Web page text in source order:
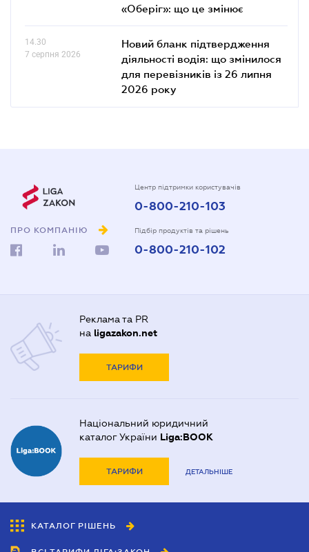
«Оберіг»: що це змінює
14.30
7 серпня 2026
Новий бланк підтвердження
діяльності водія: що змінилося
для перевізників із 26 липня
2026 року
ПРО КОМПАНІЮ
Центр підтримки користувачів
0-800-210-103
Підбір продуктів та рішень
0-800-210-102
Реклама та PR
на ligazakon.net
ТАРИФИ
Національний юридичний
каталог України Liga:BOOK
ТАРИФИ ДЕТАЛЬНІШЕ
КАТАЛОГ РІШЕНЬ